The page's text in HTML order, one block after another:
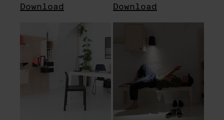
Download Download